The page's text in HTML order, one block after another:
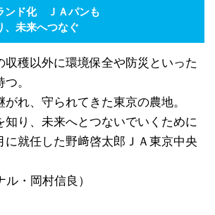
ンド化 ＪＡパンも
、未来へつなぐ
収穫以外に環境保全や防災といった
。
れ、守られてきた東京の農地。
知り、未来へとつないでいくために
に就任した野﨑啓太郎ＪＡ東京中央
ル・岡村信良）